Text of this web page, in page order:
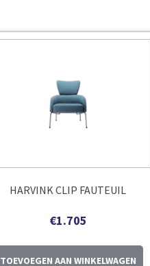
HARVINK CLIP FAUTEUIL
€1.705
TOEVOEGEN AAN WINKELWAGEN